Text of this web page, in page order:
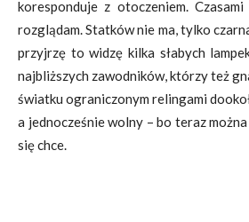
koresponduje z otoczeniem.
rozglądam. Statków nie ma, tylko
przyjrzę to widzę kilka słabych
najbliższych zawodników, którzy też
światku ograniczonym relingami
a jednocześnie wolny – bo teraz
się chce.